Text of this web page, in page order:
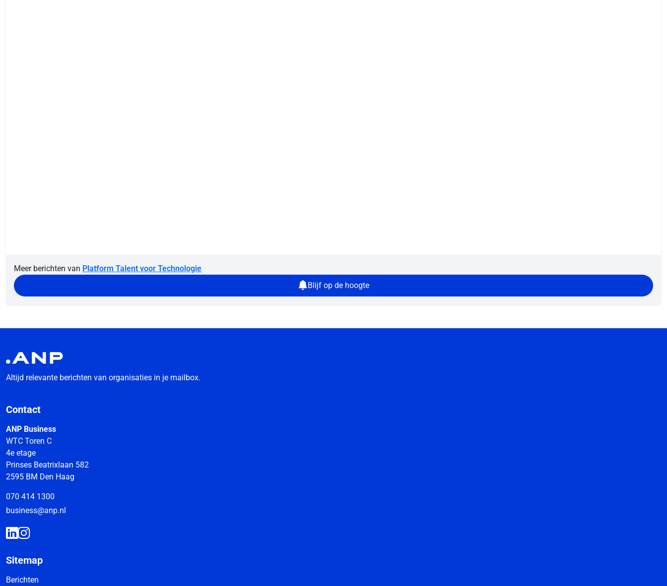
Meer berichten van Platform Talent voor Technologie
Blijf op de hoogte
Altijd relevante berichten van organisaties in je mailbox.
Contact
ANP Business
WTC Toren C
4e etage
Prinses Beatrixlaan 582
2595 BM Den Haag
070 414 1300
business@anp.nl
Sitemap
Berichten